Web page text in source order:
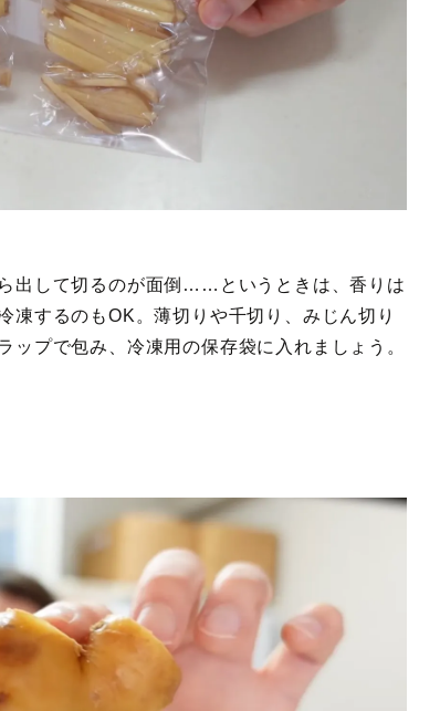
出して切るのが面倒……というときは、香りは
凍するのもOK。薄切りや千切り、みじん切り
プで包み、冷凍用の保存袋に入れましょう。